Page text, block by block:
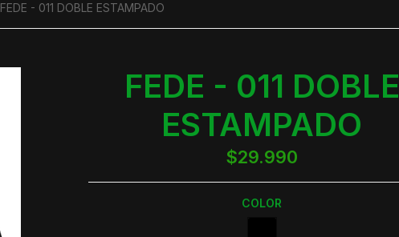
FEDE - 011 DOBLE ESTAMPADO
FEDE - 011 DOBLE
ESTAMPADO
$29.990
COLOR